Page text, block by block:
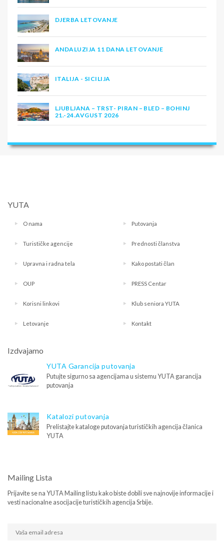
DJERBA LETOVANJE
ANDALUZIJA 11 DANA LETOVANJE
ITALIJA - SICILIJA
LJUBLJANA – TRST- PIRAN – BLED – BOHINJ
21.-24.AVGUST 2026
YUTA
O nama Putovanja
Turističke agencije Prednosti članstva
Upravna i radna tela Kako postati član
OUP PRESS Centar
Korisni linkovi Klub seniora YUTA
Letovanje Kontakt
Izdvajamo
YUTA Garancija putovanja
Putujte sigurno sa agencijama u sistemu YUTA garancija
putovanja
Katalozi putovanja
Prelistajte kataloge putovanja turističkih agencija članica
YUTA
Mailing Lista
Prijavite se na YUTA Mailing listu kako biste dobili sve najnovije informacije i
vesti nacionalne asocijacije turističkih agencija Srbije.